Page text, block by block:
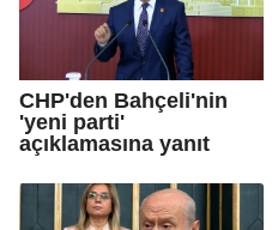
CHP'den Bahçeli'nin
'yeni parti'
açıklamasına yanıt